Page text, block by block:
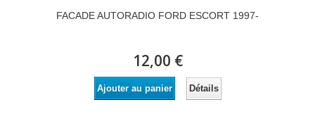
FACADE AUTORADIO FORD ESCORT 1997-
12,00 €
Ajouter au panier Détails